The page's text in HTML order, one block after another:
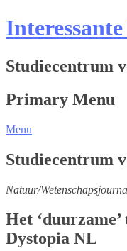
Studiecentrum
Primary Menu
Menu
Studiecentrum
Natuur/
Het
Dystopia NL